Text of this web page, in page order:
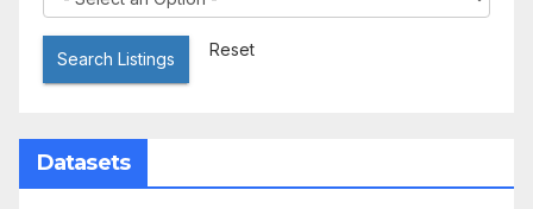
Search Listings Reset
Datasets